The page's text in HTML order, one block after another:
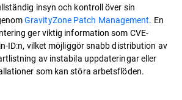
insyn och kontroll över sin
GravityZone Patch Management. En
ger viktig information som CVE-
ID:n, vilket möjliggör snabb distribution av
av instabila uppdateringar eller
som kan störa arbetsflöden.